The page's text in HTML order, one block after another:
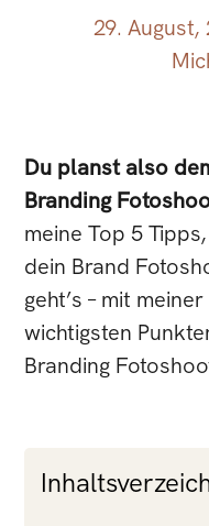
29. August,
Du planst also
Branding
meine Top 5
dein Brand
geht’s – mit
wichtigsten
Branding